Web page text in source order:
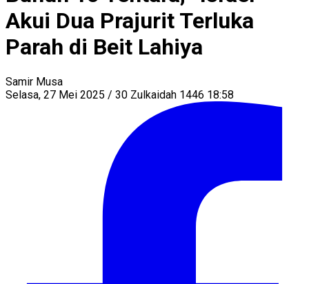
Akui Dua Prajurit Terluka
Parah di Beit Lahiya
Samir Musa
Selasa, 27 Mei 2025 / 30 Zulkaidah 1446 18:58